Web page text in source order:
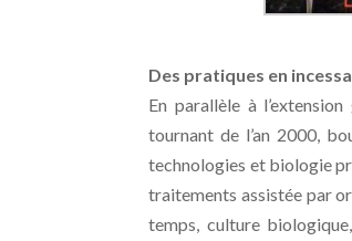
Des pratiques en
En parallèle à
tournant de l’an 2000,
technologies et biologie
traitements assistée par
temps, culture